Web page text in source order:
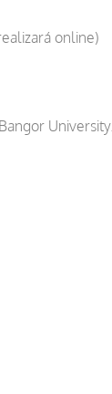
online)
University.